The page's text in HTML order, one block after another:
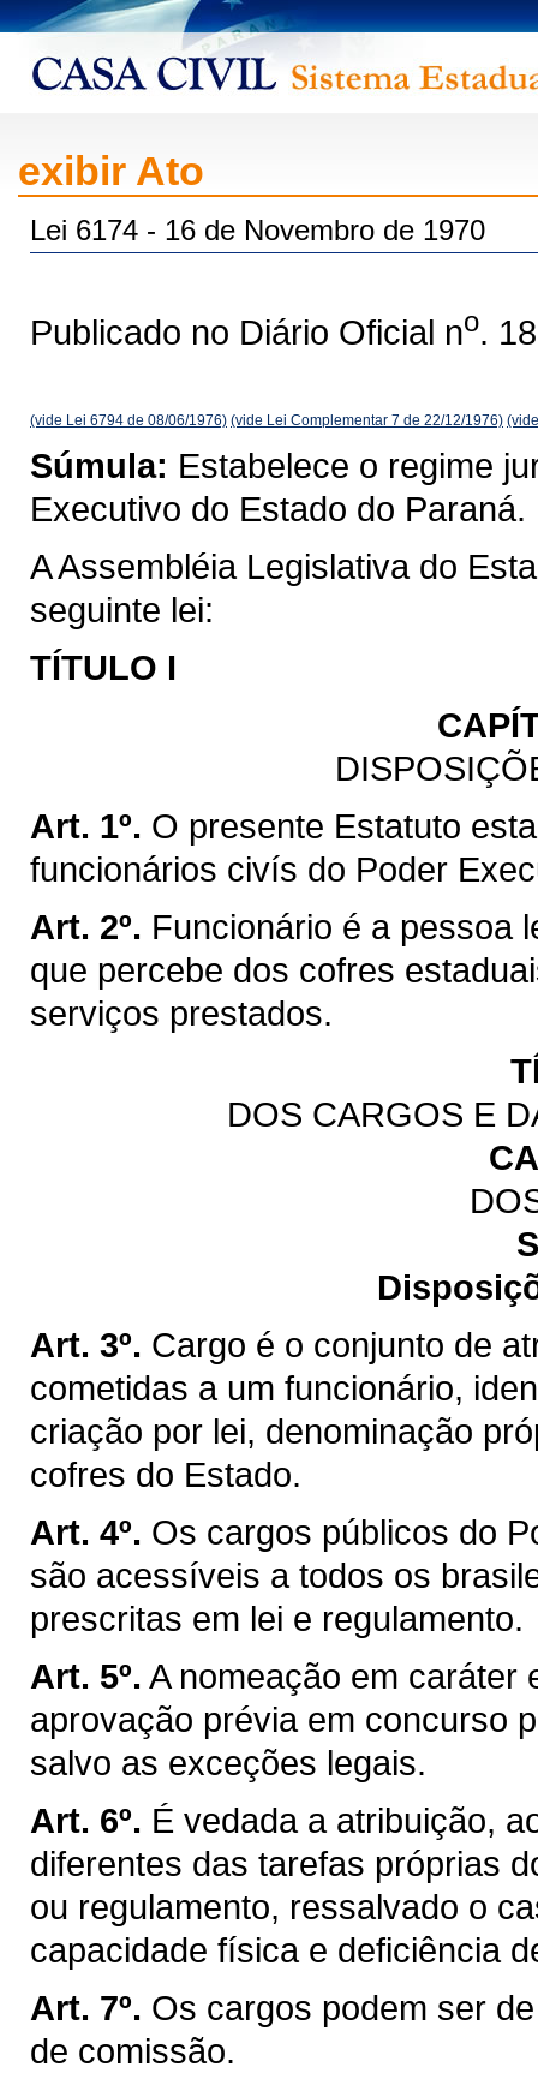
exibir Ato
Lei 6174 - 16 de Novembro de 1970
Publicado no Diário Oficial no.
(vide Lei 6794 de 08/06/1976) (vide Lei Complementar 7 de 22/12/1976)
Súmula: Estabelece o regime
Executivo do Estado do Paraná.
A Assembléia Legislativa do
seguinte lei:
TÍTULO I
Art. 1º. O presente Estatuto
funcionários civís do Poder
Art. 2º. Funcionário é a pessoa
que percebe dos cofres
serviços prestados.
DOS CARGOS E
Art. 3º. Cargo é o conjunto de
cometidas a um funcionário,
criação por lei, denominação
cofres do Estado.
Art. 4º. Os cargos públicos do
são acessíveis a todos os
prescritas em lei e regulamento.
Art. 5º. A nomeação em caráter
aprovação prévia em concurso
salvo as exceções legais.
Art. 6º. É vedada a atribuição,
diferentes das tarefas próprias
ou regulamento, ressalvado o
capacidade física e deficiência
Art. 7º. Os cargos podem ser
de comissão.